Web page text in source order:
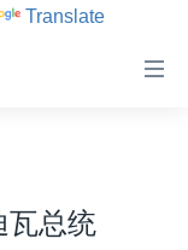
Translate
瓦总统